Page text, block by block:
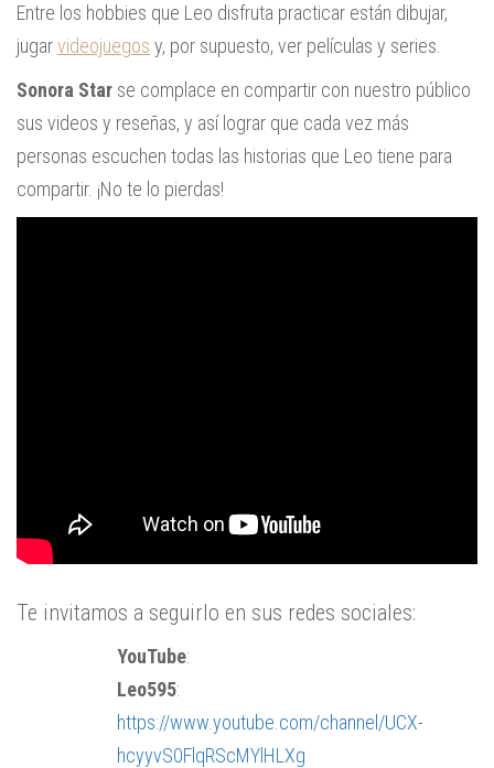
Entre los hobbies que Leo disfruta practicar están dibujar,
jugarvideojuegos y, por supuesto, ver películas y series.
Sonora Star se complace en compartir con nuestro público
sus videos y reseñas, y así lograr que cada vez más
personas escuchen todas las historias que Leo tiene para
compartir. ¡No te lo pierdas!
Te invitamos a seguirlo en sus redes sociales:
YouTube:
Leo595:
https://www.youtube.com/channel/UCX-
hcyyvS0FlqRScMYlHLXg